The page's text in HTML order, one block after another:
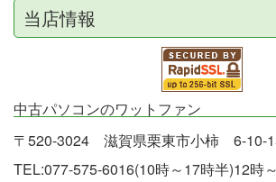
当店情報
中古パソコンのワットファン
〒520-3024 滋賀県栗東市小柿 6-10-
TEL:077-575-6016(10時～17時半)12時